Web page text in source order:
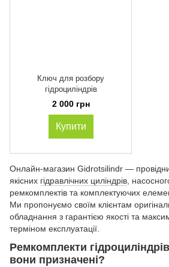
Ключ для розбору
гідроциліндрів
2 000 грн
Купити
Онлайн-магазин Gidrotsilindr —
якісних гідравлічних циліндрів ,
ремкомплектів та комплектуючих
Ми пропонуємо своїм клієнтам
обладнання з гарантією якості та
терміном експлуатації.
Ремкомплекти
вони призначені?